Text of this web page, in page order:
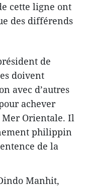
cette ligne ont
des différends
de
doivent
avec d’autres
achever
Mer Orientale. Il
philippin
de la
Manhit,